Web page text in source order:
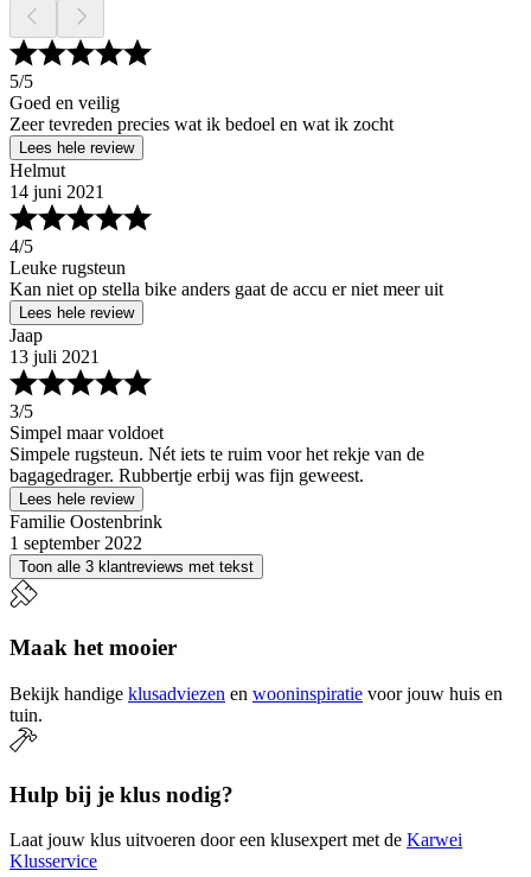
5/5
Goed en veilig
Zeer tevreden precies wat ik bedoel en wat ik zocht
Lees hele review
Helmut
14 juni 2021
4/5
Leuke rugsteun
Kan niet op stella bike anders gaat de accu er niet meer uit
Lees hele review
Jaap
13 juli 2021
3/5
Simpel maar voldoet
Simpele rugsteun. Nét iets te ruim voor het rekje van de
bagagedrager. Rubbertje erbij was fijn geweest.
Lees hele review
Familie Oostenbrink
1 september 2022
Toon alle 3 klantreviews met tekst
Maak het mooier
Bekijk handige klusadviezen en wooninspiratie voor jouw huis en
tuin.
Hulp bij je klus nodig?
Laat jouw klus uitvoeren door een klusexpert met de Karwei
Klusservice